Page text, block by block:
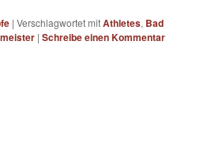
|Verschlagwortet mitAthletes, Bad
|Schreibe einen Kommentar